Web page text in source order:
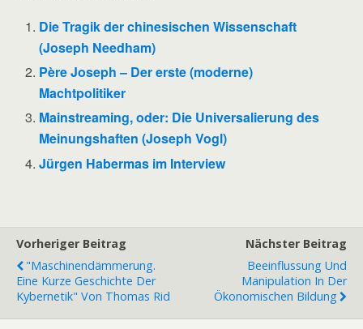
Die Tragik der chinesischen Wissenschaft
(Joseph Needham)
Père Joseph – Der erste (moderne)
Machtpolitiker
Mainstreaming, oder: Die Universalierung des
Meinungshaften (Joseph Vogl)
Jürgen Habermas im Interview
Vorheriger Beitrag
"maschinendämmerung.
Eine Kurze Geschichte Der
Kybernetik" Von Thomas Rid
Nächster Beitrag
Beeinflussung Und
Manipulation In Der
Ökonomischen Bildung